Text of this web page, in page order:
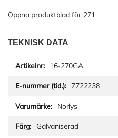
Öppna produktblad för 271
TEKNISK DATA
16-270GA
7722238
Norlys
Galvaniserad